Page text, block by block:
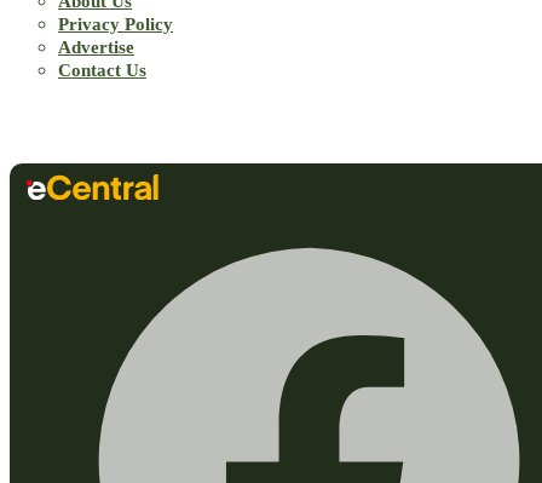
Privacy Policy
Advertise
Contact Us